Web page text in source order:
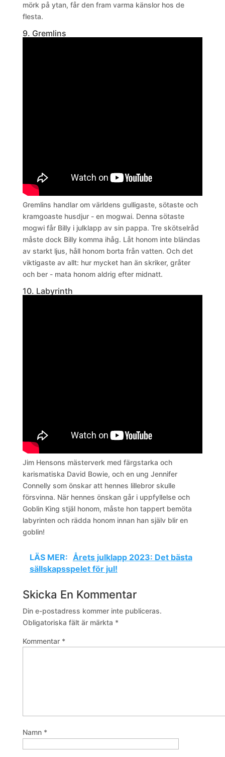
mörk på ytan, får den fram varma känslor hos de
flesta.
9. Gremlins
Gremlins handlar om världens gulligaste, sötaste och
kramgoaste husdjur - en mogwai. Denna sötaste
mogwi får Billy i julklapp av sin pappa. Tre skötselråd
måste dock Billy komma ihåg. Låt honom inte bländas
av starkt ljus, håll honom borta från vatten. Och det
viktigaste av allt: hur mycket han än skriker, gråter
och ber - mata honom aldrig efter midnatt.
10. Labyrinth
Jim Hensons mästerverk med färgstarka och
karismatiska David Bowie, och en ung Jennifer
Connelly som önskar att hennes lillebror skulle
försvinna. När hennes önskan går i uppfyllelse och
Goblin King stjäl honom, måste hon tappert bemöta
labyrinten och rädda honom innan han själv blir en
goblin!
LÄS MER: Årets julklapp 2023: Det bästa
sällskapsspelet för jul!
Skicka En Kommentar
Din e-postadress kommer inte publiceras.
Obligatoriska fält är märkta *
Kommentar *
Namn *